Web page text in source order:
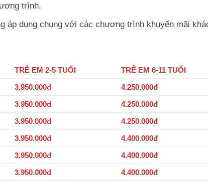
trình.
áp dụng chung với các chương trình khuyến mãi
TRẺ EM 2-5 TUỔI
TRẺ EM 6-11 TUỔI
3.950.000đ
4.250.000đ
3.950.000d
4.250.000đ
3.950.000đ
4.250.000đ
3.950.000đ
4.400.000đ
3.950.000đ
4.400.000đ
3.950.000đ 4.400.000đ